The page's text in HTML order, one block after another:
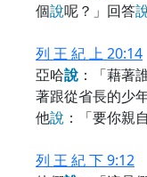
個說呢？」回答
列 王 紀 上 20:14
亞哈說 ：「藉著
著跟從省長的少
他說 ：「要你親
列 王 紀 下 9:12